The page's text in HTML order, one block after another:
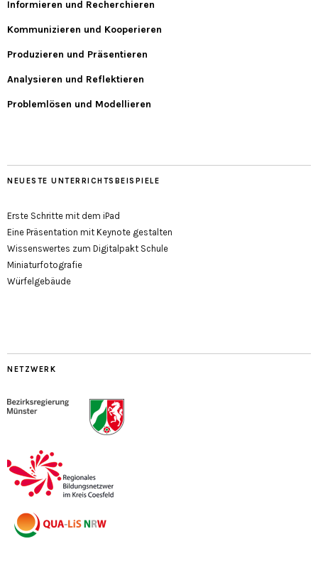
Informieren und Recherchieren
Kommunizieren und Kooperieren
Produzieren und Präsentieren
Analysieren und Reflektieren
Problemlösen und Modellieren
NEUESTE UNTERRICHTSBEISPIELE
Erste Schritte mit dem iPad
Eine Präsentation mit Keynote gestalten
Wissenswertes zum Digitalpakt Schule
Miniaturfotografie
Würfelgebäude
NETZWERK